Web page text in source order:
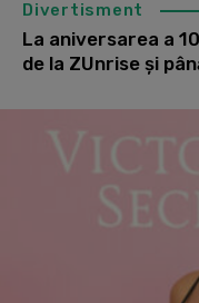
Divertisment
La aniversarea a
de la ZUnrise și